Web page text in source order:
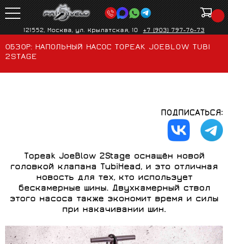
121552, Москва, ул. Крылатская, 10 +7 (903) 797-76-73
ОБЗОР: НАПОЛЬНЫЙ НАСОС TOPEAK JOEBLOW TUBI
2STAGE
ПОДПИСАТЬСЯ:
Topeak JoeBlow 2Stage оснащён новой
головкой клапана TubiHead, и это отличная
новость для тех, кто использует
бескамерные шины. Двухкамерный ствол
этого насоса также экономит время и силы
при накачивании шин.